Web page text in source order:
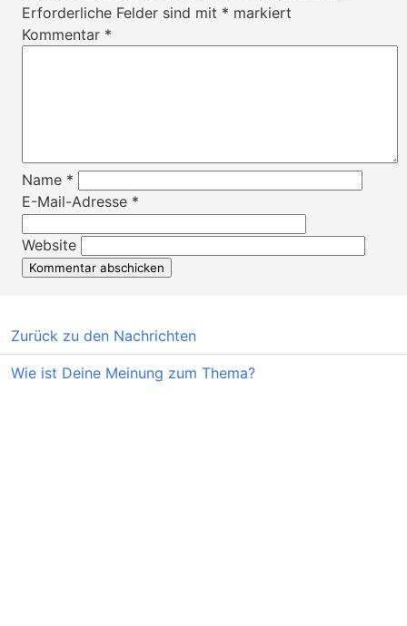
Erforderliche Felder sind mit * markiert
Kommentar *
Name *
E-Mail-Adresse *
Website
Zurück zu den Nachrichten
Wie ist Deine Meinung zum Thema?